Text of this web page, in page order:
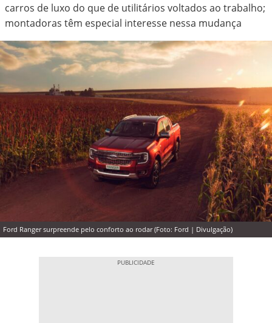
carros de luxo do que de utilitários voltados ao trabalho;
montadoras têm especial interesse nessa mudança
Ford Ranger surpreende pelo conforto ao rodar (Foto: Ford | Divulgação)